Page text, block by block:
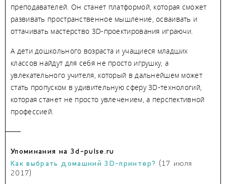
преподавателей. Он станет платформой, которая сможет
развивать пространственное мышление, осваивать и
оттачивать мастерство 3D-проектирования играючи.
А дети дошкольного возраста и учащиеся младших
классов найдут для себя не просто игрушку, а
увлекательного учителя, который в дальнейшем может
стать пропуском в удивительную сферу 3D-технологий,
которая станет не просто увлечением, а перспективной
профессией.
Упоминания на 3d-pulse.ru
Как выбрать домашний 3D-принтер?
(17 июля
2017)